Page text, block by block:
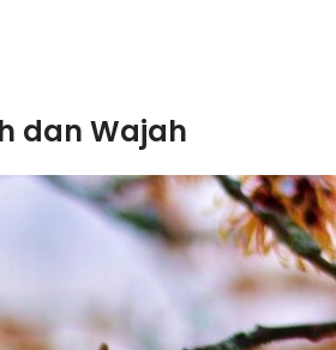
dan Wajah